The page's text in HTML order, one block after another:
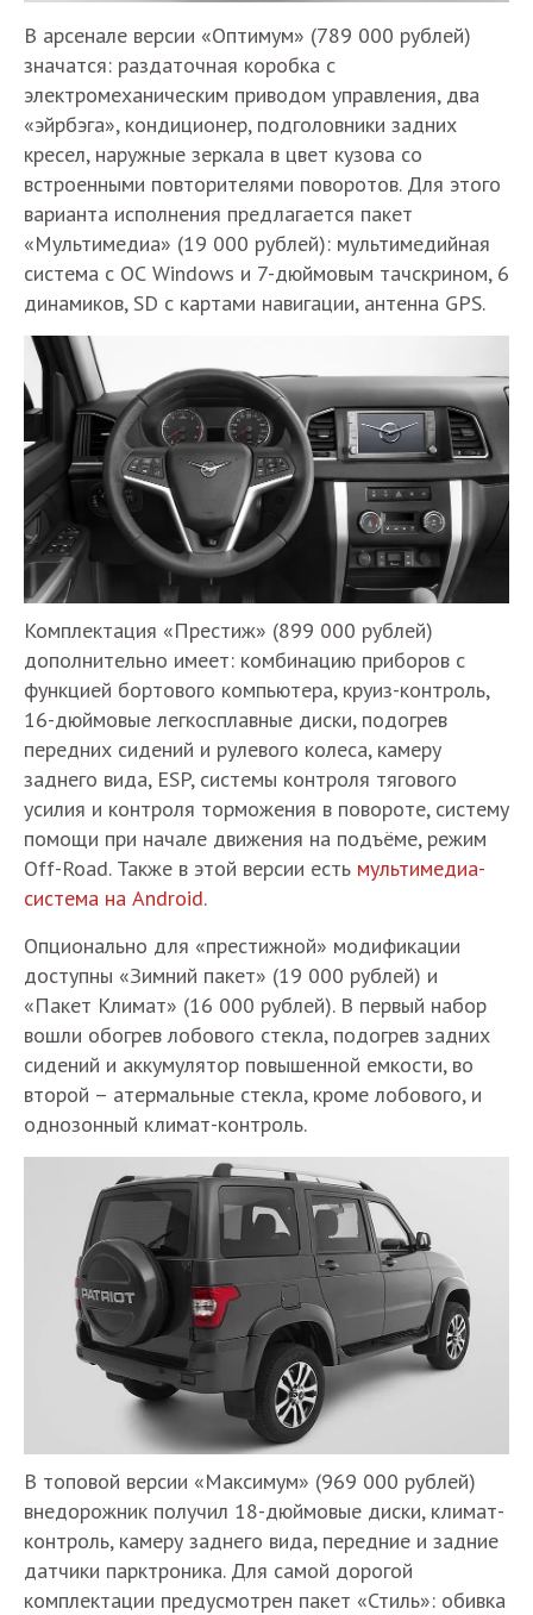
В арсенале версии «Оптимум» (789 000 рублей)
значатся: раздаточная коробка с
электромеханическим приводом управления, два
«эйрбэга», кондиционер, подголовники задних
кресел, наружные зеркала в цвет кузова со
встроенными повторителями поворотов. Для этого
варианта исполнения предлагается пакет
«Мультимедиа» (19 000 рублей): мультимедийная
система с ОС Windows и 7-дюймовым тачскрином, 6
динамиков, SD с картами навигации, антенна GPS.
Комплектация «Престиж» (899 000 рублей)
дополнительно имеет: комбинацию приборов с
функцией бортового компьютера, круиз-контроль,
16-дюймовые легкосплавные диски, подогрев
передних сидений и рулевого колеса, камеру
заднего вида, ESP, системы контроля тягового
усилия и контроля торможения в повороте, систему
помощи при начале движения на подъёме, режим
Off-Road. Также в этой версии есть мультимедиа-
система на Android.
Опционально для «престижной» модификации
доступны «Зимний пакет» (19 000 рублей) и
«Пакет Климат» (16 000 рублей). В первый набор
вошли обогрев лобового стекла, подогрев задних
сидений и аккумулятор повышенной емкости, во
второй – атермальные стекла, кроме лобового, и
однозонный климат-контроль.
В топовой версии «Максимум» (969 000 рублей)
внедорожник получил 18-дюймовые диски, климат-
контроль, камеру заднего вида, передние и задние
датчики парктроника. Для самой дорогой
комплектации предусмотрен пакет «Стиль»: обивка